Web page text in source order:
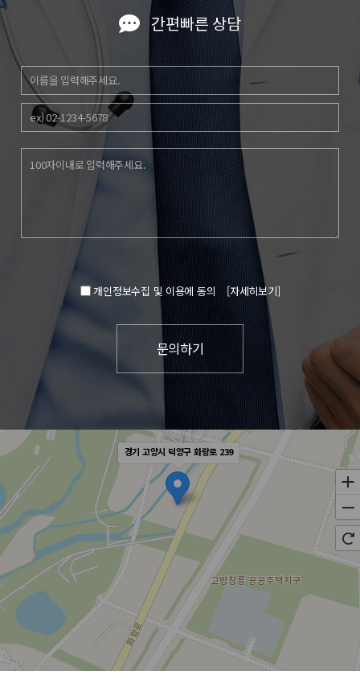
간편빠른 상담
개인정보수집 및 이용에 동의 [자세히보기]
경기 고양시 덕양구 화랑로 239